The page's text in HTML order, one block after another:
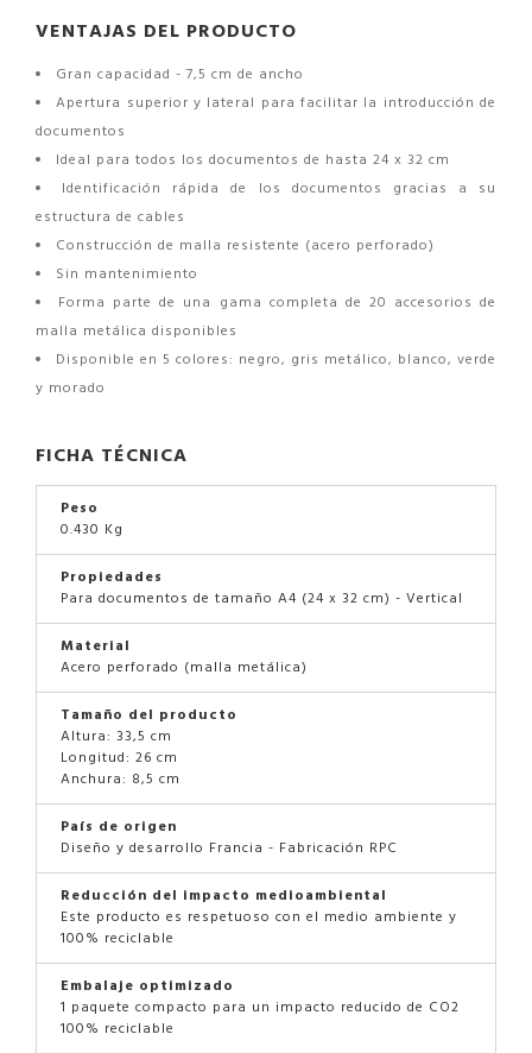
VENTAJAS DEL PRODUCTO
Gran capacidad - 7,5 cm de ancho
Apertura superior y lateral para facilitar la introducción de
documentos
Ideal para todos los documentos de hasta 24 x 32 cm
Identificación rápida de los documentos gracias a su
estructura de cables
Construcción de malla resistente (acero perforado)
Sin mantenimiento
Forma parte de una gama completa de 20 accesorios de
malla metálica disponibles
Disponible en 5 colores: negro, gris metálico, blanco, verde
y morado
FICHA TÉCNICA
Peso
0.430 Kg
Propiedades
Para documentos de tamaño A4 (24 x 32 cm) - Vertical
Material
Acero perforado (malla metálica)
Tamaño del producto
Altura: 33,5 cm
Longitud: 26 cm
Anchura: 8,5 cm
País de origen
Diseño y desarrollo Francia - Fabricación RPC
Reducción del impacto medioambiental
Este producto es respetuoso con el medio ambiente y
100% reciclable
Embalaje optimizado
1 paquete compacto para un impacto reducido de CO2
100% reciclable